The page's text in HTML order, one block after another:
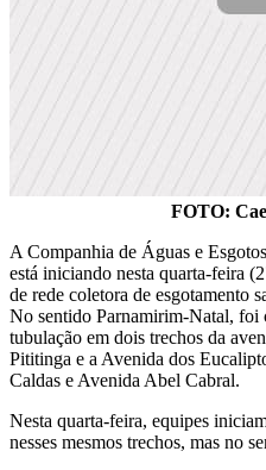
FOTO:
A Companhia de Águas e
está iniciando nesta quarta-feira
de rede coletora de esgotamento
No sentido Parnamirim-Natal, foi
tubulação em dois trechos da
Pititinga e a Avenida dos
Caldas e Avenida Abel Cabral.
Nesta quarta-feira, equipes
nesses mesmos trechos, mas no